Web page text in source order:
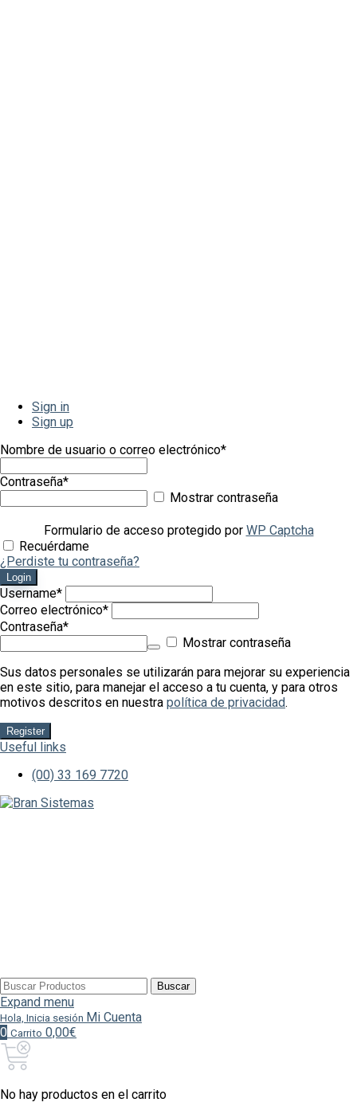
Sign in
Sign up
Nombre de usuario o correo electrónico*
Contraseña*
Mostrar contraseña
Formulario de acceso protegido por WP Captcha
Recuérdame
¿Perdiste tu contraseña?
Login
Username*
Correo electrónico*
Contraseña*
Mostrar contraseña
Sus datos personales se utilizarán para mejorar su experiencia
en este sitio, para manejar el acceso a tu cuenta, y para otros
motivos descritos en nuestra política de privacidad.
Register
Useful links
(00) 33 169 7720
Buscar
por:
Buscar
Expand menu
Hola, Inicia sesión Mi Cuenta
0 Carrito 0,00€
No hay productos en el carrito